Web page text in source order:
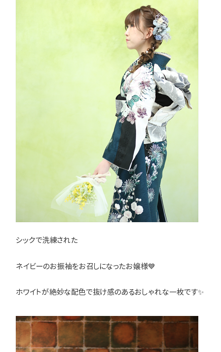
シックで洗練された
ネイビーのお振袖をお召しになったお嬢様💙
ホワイトが絶妙な配色で抜け感のあるおしゃれな一枚です✨